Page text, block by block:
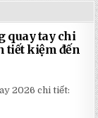
quay tay chi
tiết kiệm đến
2026 chi tiết: